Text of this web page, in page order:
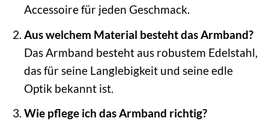
Accessoire für jeden Geschmack.
Aus welchem Material besteht das Armband?
Das Armband besteht aus robustem Edelstahl,
das für seine Langlebigkeit und seine edle
Optik bekannt ist.
Wie pflege ich das Armband richtig?